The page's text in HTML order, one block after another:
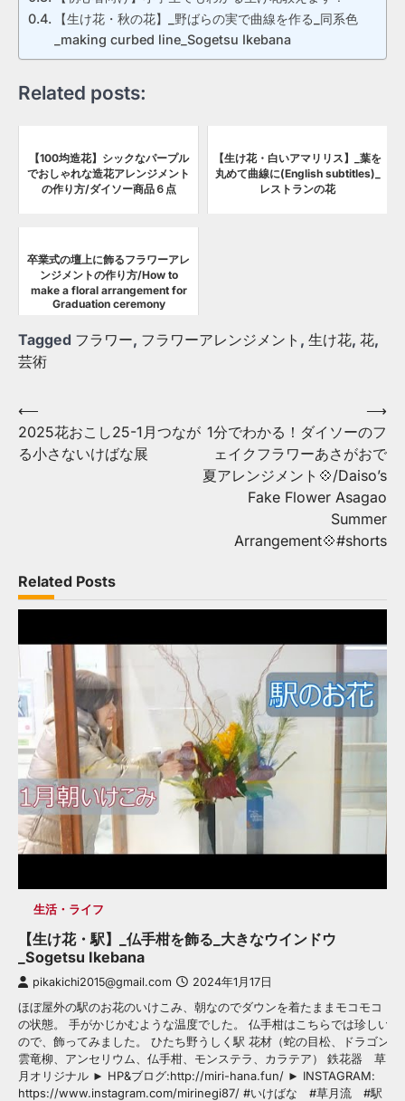
【生け花・秋の花】_野ばらの実で曲線を作る_同系色
_making curbed line_Sogetsu Ikebana
Related posts:
【100均造花】シックなパープル
でおしゃれな造花アレンジメント
の作り方/ダイソー商品６点
【生け花・白いアマリリス】_葉を
丸めて曲線に(English subtitles)_
レストランの花
卒業式の壇上に飾るフラワーアレ
ンジメントの作り方/How to
make a floral arrangement for
Graduation ceremony
Tagged フラワー, フラワーアレンジメント , 生け花, 花,
芸術
Post
navigation
⟵
2025花おこし25-1月つなが
る小さないけばな展
1分でわかる！ダイソーのフ
ェイクフラワーあさがおで
夏アレンジメント💠/Daiso’s
Fake Flower Asagao
Summer
Arrangement💠#shorts
⟶
Related Posts
生活・ライフ
【生け花・駅】_仏手柑を飾る_大きなウインドウ
_Sogetsu Ikebana
pikakichi2015@gmail.com 2024年1月17日
ほぼ屋外の駅のお花のいけこみ、朝なのでダウンを着たままモコモコ
の状態。 手がかじかむような温度でした。 仏手柑はこちらでは珍しい
ので、飾ってみました。 ひたち野うしく駅 花材（蛇の目松、ドラゴン
雲竜柳、アンセリウム、仏手柑、モンステラ、カラテア） 鉄花器 草
月オリジナル ► HP&ブログ:http://miri-hana.fun/ ► INSTAGRAM:
https://www.instagram.com/mirinegi87/ #いけばな #草月流 #駅